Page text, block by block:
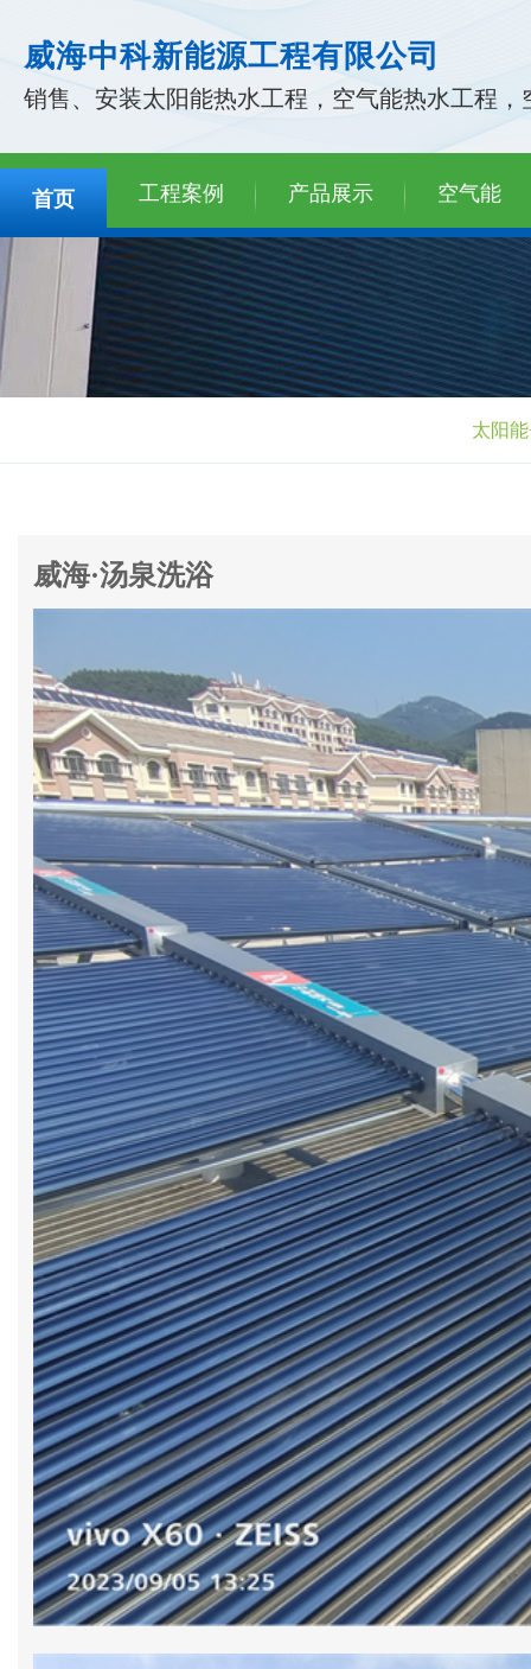
威海中科新能源工程有限公司
销售、安装太阳能热水工程，空气能热水工程，
首页 工程案例 产品展示 空气能
太阳
威海·汤泉洗浴